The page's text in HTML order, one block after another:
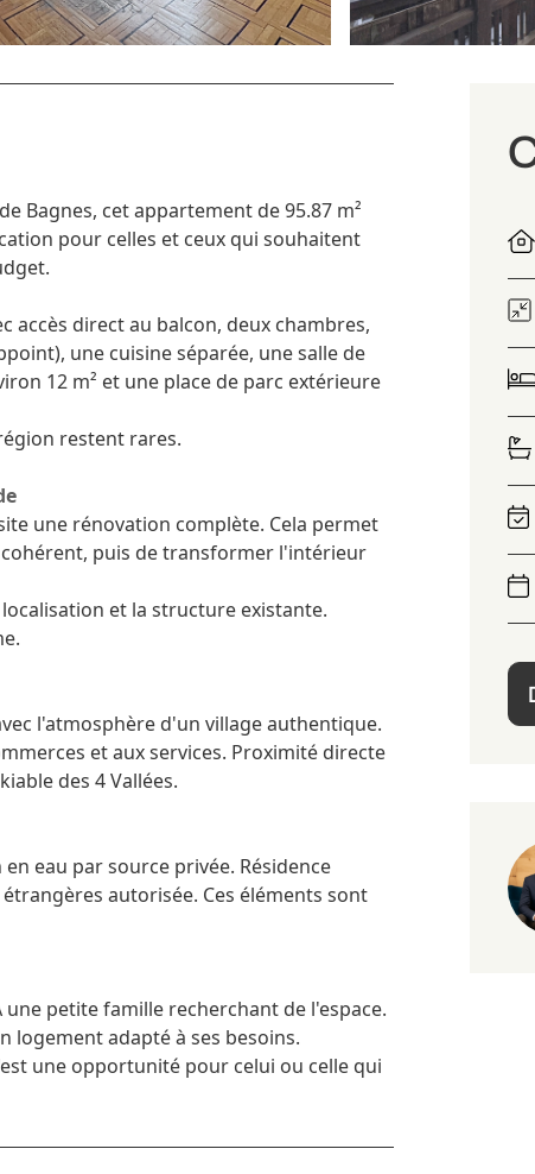
Bagnes, cet appartement de 95.87 m²
pour celles et ceux qui souhaitent
accès direct au balcon, deux chambres,
une cuisine séparée, une salle de
12 m² et une place de parc extérieure
restent rares.
une rénovation complète. Cela permet
puis de transformer l'intérieur
et la structure existante.
l'atmosphère d'un village authentique.
et aux services. Proximité directe
des 4 Vallées.
eau par source privée. Résidence
autorisée. Ces éléments sont
petite famille recherchant de l'espace.
logement adapté à ses besoins.
une opportunité pour celui ou celle qui